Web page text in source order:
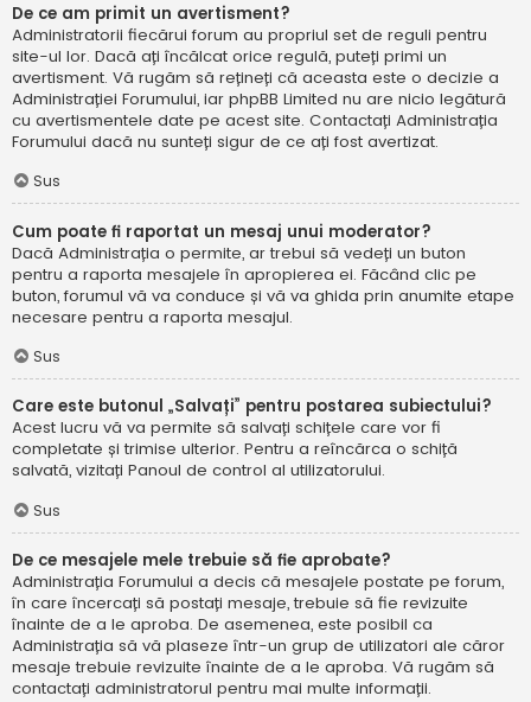
De ce am primit un avertisment?
Administratorii fiecărui forum au propriul set de reguli pentru
site-ul lor. Dacă ați încălcat orice regulă, puteți primi un
avertisment. Vă rugăm să rețineți că aceasta este o decizie a
Administrației Forumului, iar phpBB Limited nu are nicio legătură
cu avertismentele date pe acest site. Contactați Administrația
Forumului dacă nu sunteți sigur de ce ați fost avertizat.
Sus
Cum poate fi raportat un mesaj unui moderator?
Dacă Administrația o permite, ar trebui să vedeți un buton
pentru a raporta mesajele în apropierea ei. Făcând clic pe
buton, forumul vă va conduce și vă va ghida prin anumite etape
necesare pentru a raporta mesajul.
Sus
Care este butonul „Salvați” pentru postarea subiectului?
Acest lucru vă va permite să salvați schițele care vor fi
completate și trimise ulterior. Pentru a reîncărca o schiță
salvată, vizitați Panoul de control al utilizatorului.
Sus
De ce mesajele mele trebuie să fie aprobate?
Administrația Forumului a decis că mesajele postate pe forum,
în care încercați să postați mesaje, trebuie să fie revizuite
înainte de a le aproba. De asemenea, este posibil ca
Administrația să vă plaseze într-un grup de utilizatori ale căror
mesaje trebuie revizuite înainte de a le aproba. Vă rugăm să
contactați administratorul pentru mai multe informații.